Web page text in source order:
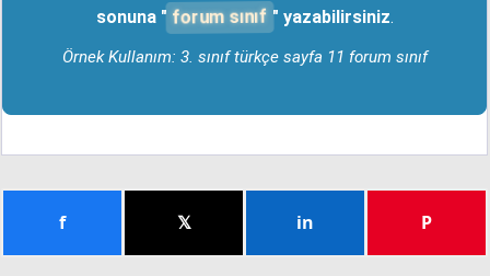
sonuna " forum sınıf " yazabilirsiniz.
Örnek Kullanım: 3. sınıf türkçe sayfa 11 forum sınıf
f 𝕏 in P